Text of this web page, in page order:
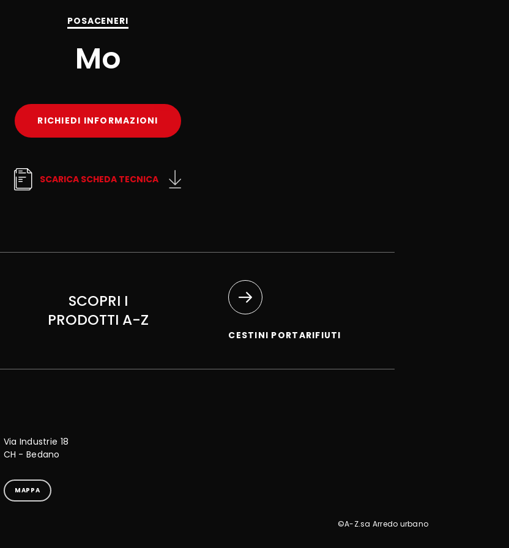
POSACENERI
Mo
RICHIEDI INFORMAZIONI
SCARICA SCHEDA TECNICA
SCOPRI I
PRODOTTI A-Z
CESTINI PORTARIFIUTI
Via Industrie 18
CH - Bedano
MAPPA
©A-Z.sa Arredo urbano